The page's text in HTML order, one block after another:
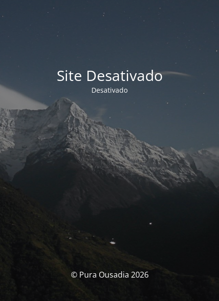
Site Desativado
Desativado
© Pura Ousadia 2026